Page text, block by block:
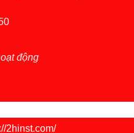
động
2hinst.com/